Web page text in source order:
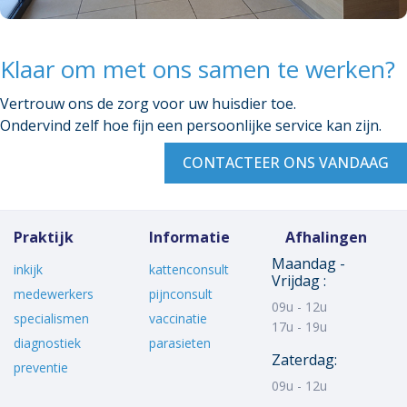
Klaar om met ons samen te werken?
Vertrouw ons de zorg voor uw huisdier toe.
Ondervind zelf hoe fijn een persoonlijke service kan zijn.
CONTACTEER ONS VANDAAG
Praktijk
inkijk
medewerkers
specialismen
diagnostiek
preventie
Informatie
kattenconsult
pijnconsult
vaccinatie
parasieten
Afhalingen
Maandag -
Vrijdag :
09u - 12u
17u - 19u
Zaterdag:
09u - 12u